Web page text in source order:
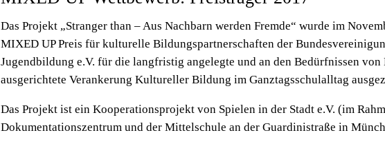
Das Projekt „Stranger than – Aus Nachbarn werden Fremde“ wurde im
MIXED UP Preis für kulturelle Bildungspartnerschaften der
Jugendbildung e.V. für die langfristig angelegte und an den Bedürfnissen
ausgerichtete Verankerung Kultureller Bildung im Ganztagsschulalltag
Das Projekt ist ein Kooperationsprojekt von Spielen in der Stadt e.V. (im
Dokumentationszentrum und der Mittelschule an der Guardinistraße in